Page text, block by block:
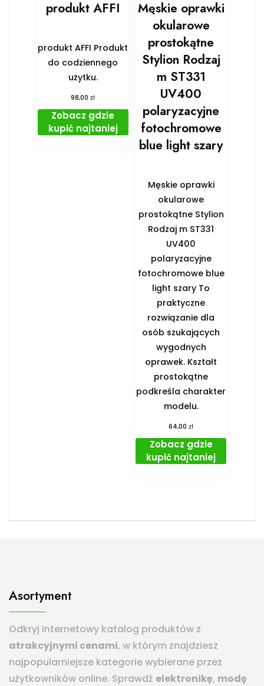
produkt AFFI
produkt AFFI Produkt
do codziennego
użytku.
98,00zł
Zobacz gdzie
kupić najtaniej
Męskie oprawki
okularowe
prostokątne
Stylion Rodzaj
m ST331
UV400
polaryzacyjne
fotochromowe
blue light szary
Męskie oprawki
okularowe
prostokątne Stylion
Rodzaj m ST331
UV400
polaryzacyjne
fotochromowe blue
light szary To
praktyczne
rozwiązanie dla
osób szukających
wygodnych
oprawek. Kształt
prostokątne
podkreśla charakter
modelu.
64,00zł
Zobacz gdzie
kupić najtaniej
Asortyment
Odkryj internetowy katalog produktów z
atrakcyjnymi cenami, w którym znajdziesz
najpopularniejsze kategorie wybierane przez
użytkowników online. Sprawdź elektronikę, modę